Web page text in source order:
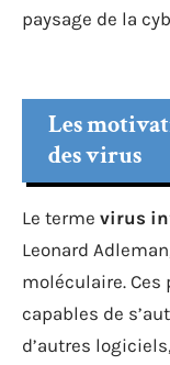
paysage de la
Les
des virus
Le terme virus
Leonard
moléculaire.
capables de
d’autres